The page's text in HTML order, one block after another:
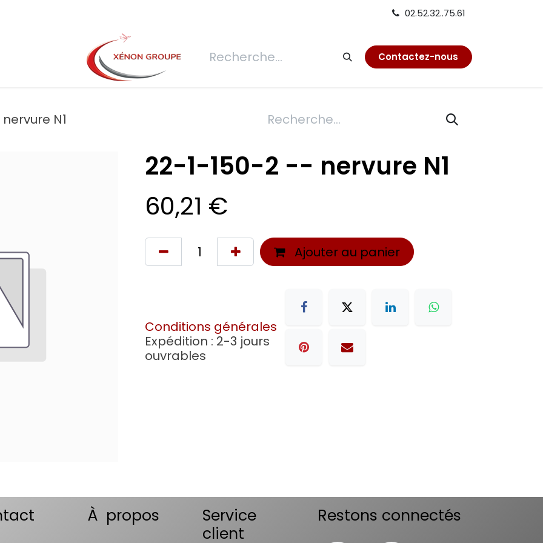
02.52.32..75.61
Demande de devis Connexion Réfection Contactez-nous
N1
22-1-150-2 -- nervure N1
60,21 €
Ajouter au panier
Conditions générales
Expédition : 2-3 jours
ouvrables
À propos
Service
client
Restons connectés